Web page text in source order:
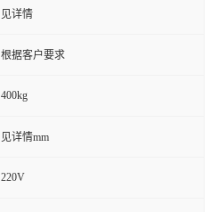
见详情
根据客户要求
400kg
见详情mm
220V